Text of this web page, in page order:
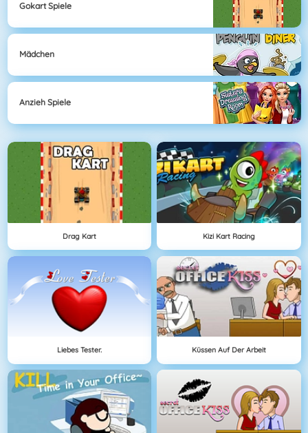
Gokart Spiele
Mädchen
Anzieh Spiele
Drag Kart Kizi Kart Racing
Liebes Tester. Küssen Auf Der Arbeit